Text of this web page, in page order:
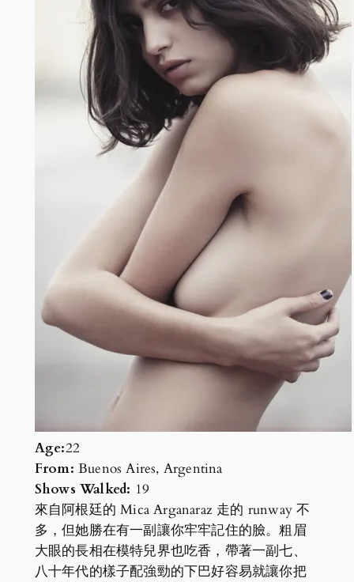
Age:22
From: Buenos Aires, Argentina
Shows Walked: 19
來自阿根廷的 Mica Arganaraz 走的 runway 不
多，但她勝在有一副讓你牢牢記住的臉。粗眉
大眼的長相在模特兒界也吃香，帶著一副七、
八十年代的樣子配強勁的下巴好容易就讓你把